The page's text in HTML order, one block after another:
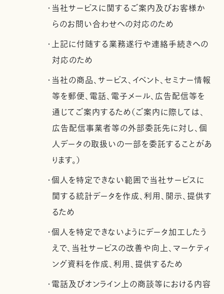
・当社サービスに関するご案内及びお客様か
らのお問い合わせへの対応のため
・上記に付随する業務遂行や連絡手続きへの
対応のため
・当社の商品、サービス、イベント、セミナー情報
等を郵便、電話、電子メール、広告配信等を
通じてご案内するため（ご案内に際しては、
広告配信事業者等の外部委託先に対し、個
人データの取扱いの一部を委託することがあ
ります。）
・個人を特定できない範囲で当社サービスに
関する統計データを作成、利用、開示、提供す
るため
・個人を特定できないようにデータ加工したう
えで、当社サービスの改善や向上、マーケティ
ング資料を作成、利用、提供するため
・電話及びオンライン上の商談等における内容